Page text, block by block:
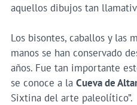
aquellos dibujos tan
Los bisontes, caballos y las
manos se han conservado
años. Fue tan importante
se conoce a la Cueva de
Sixtina del arte paleolítico”.